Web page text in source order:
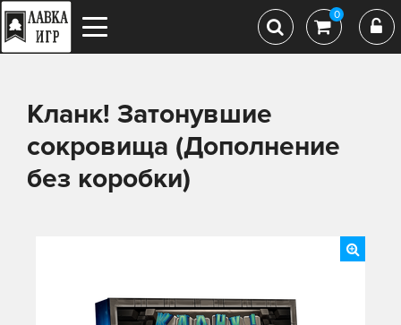
0
Кланк! Затонувшие
сокровища (Дополнение
без коробки)